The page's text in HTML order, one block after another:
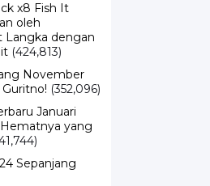
x8 Fish It
oleh
Langka dengan
(424,813)
November
(352,096)
Januari
yang
Sepanjang